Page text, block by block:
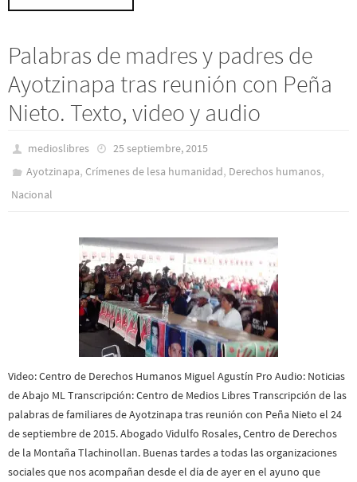
Palabras de madres y padres de
Ayotzinapa tras reunión con Peña
Nieto. Texto, video y audio
medioslibres
25 septiembre, 2015
Ayotzinapa,Crímenes de lesa humanidad, Derechos humanos,
Nacional
Video: Centro de Derechos Humanos Miguel Agustín Pro Audio: Noticias
de Abajo ML Transcripción: Centro de Medios Libres Transcripción de las
palabras de familiares de Ayotzinapa tras reunión con Peña Nieto el 24
de septiembre de 2015. Abogado Vidulfo Rosales, Centro de Derechos
de la Montaña Tlachinollan. Buenas tardes a todas las organizaciones
sociales que nos acompañan desde el día de ayer en el ayuno que